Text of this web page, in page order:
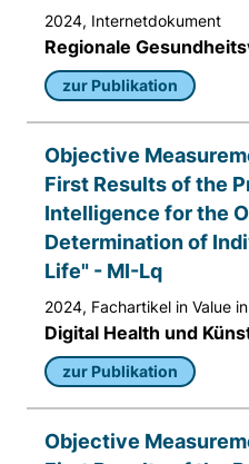
2024, Internetdokument
Regionale
zur Publikation
Objective
First Results of the
Intelligence for the
Determination of
Life" - MI-Lq
2024, Fachartikel in Value
Digital Health und
zur Publikation
Objective
Wir werten das
Matomo aus.
Matomo SessionID
Name:
MATOMO_SESSID
Anbieter:
Matomo
Zweck:
Benutzer Tracking
Cookie Laufzeit:
14d
Matomo Sprache